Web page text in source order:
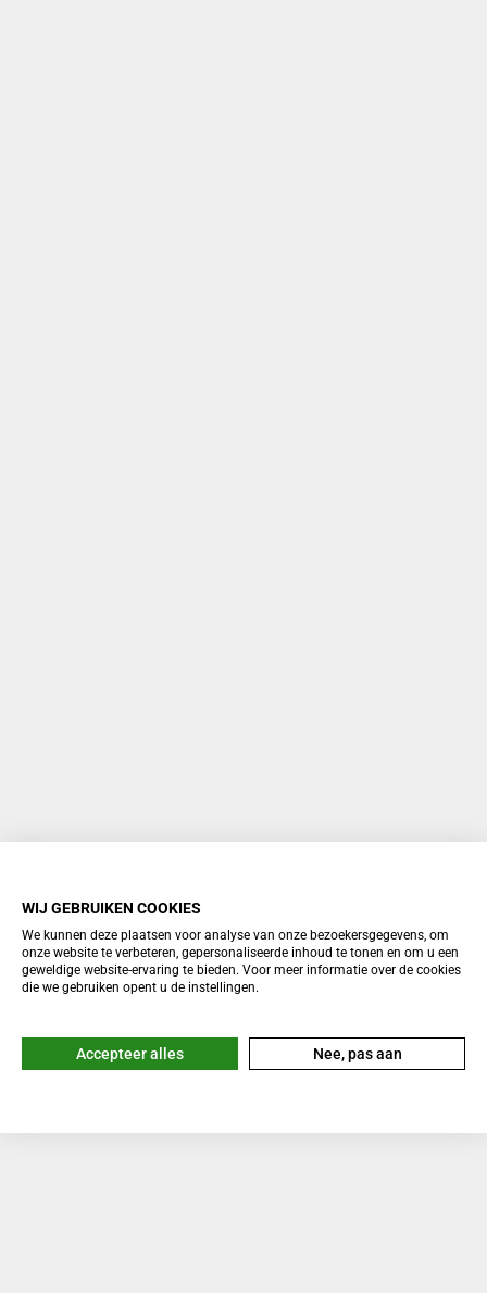
WIJ GEBRUIKEN COOKIES
We kunnen deze plaatsen voor analyse van onze bezoekersgegevens, om
onze website te verbeteren, gepersonaliseerde inhoud te tonen en om u een
geweldige website-ervaring te bieden. Voor meer informatie over de cookies
die we gebruiken opent u de instellingen.
Accepteer alles Nee, pas aan